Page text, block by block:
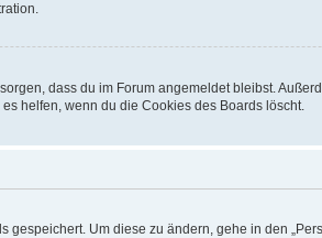
dass du im Forum angemeldet bleibst.
helfen, wenn du die Cookies des Boards löscht.
Um diese zu ändern, gehe in den